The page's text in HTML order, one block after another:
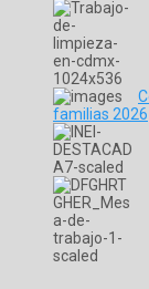
familias 2026